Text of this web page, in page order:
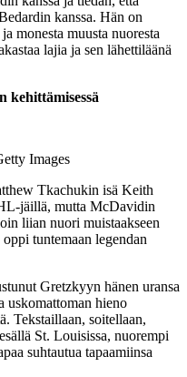
kanssa. Hän on
monesta muusta nuoresta
lajia ja sen lähettiläänä
kehittämisessä
Images
Tkachukin isä Keith
jäillä, mutta McDavidin
liian nuori muistaakseen
tuntemaan legendan
Gretzkyyn hänen uransa
uskomattoman hieno
Tekstaillaan, soitellaan,
St. Louisissa, nuorempi
suhtautua tapaamiinsa